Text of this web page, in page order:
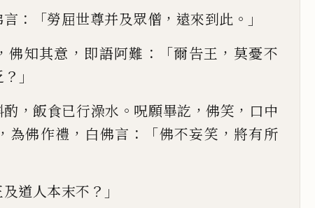
言 ：「勞屈世尊并及眾僧 ， 遠來到此 。」
，佛知其意 ， 即語阿難 ：「爾告王 ， 莫憂不
？」
酌 ，飯食已行澡水 。 呪願畢訖 ，佛笑 ， 口中
， 為佛作禮 ， 白佛言 ：「佛不妄笑 ， 將有所
道人本末不 ？」